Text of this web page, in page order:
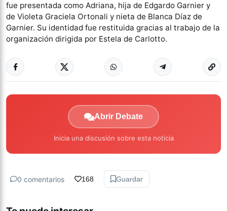
fue presentada como Adriana, hija de Edgardo Garnier y
de Violeta Graciela Ortonali y nieta de Blanca Díaz de
Garnier. Su identidad fue restituida gracias al trabajo de la
organización dirigida por Estela de Carlotto.
Abrir Debate
Inicia una discusión sobre esta noticia
0 comentarios 168 Guardar